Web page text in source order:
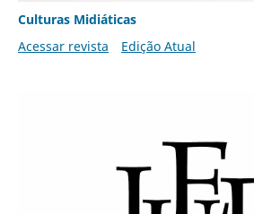
Culturas Midiáticas
Acessar revista
Edição Atual